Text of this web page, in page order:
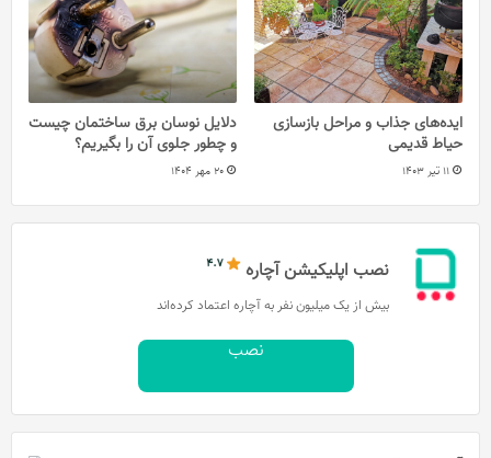
ایده‌های جذاب و مراحل بازسازی
حیاط قدیمی
11 تیر 1403
دلایل نوسان برق ساختمان چیست
و چطور جلوی آن را بگیریم؟
20 مهر 1404
نصب اپلیکیشن آچاره
بیش از یک میلیون نفر به آچاره اعتماد کرده‌اند
نصب